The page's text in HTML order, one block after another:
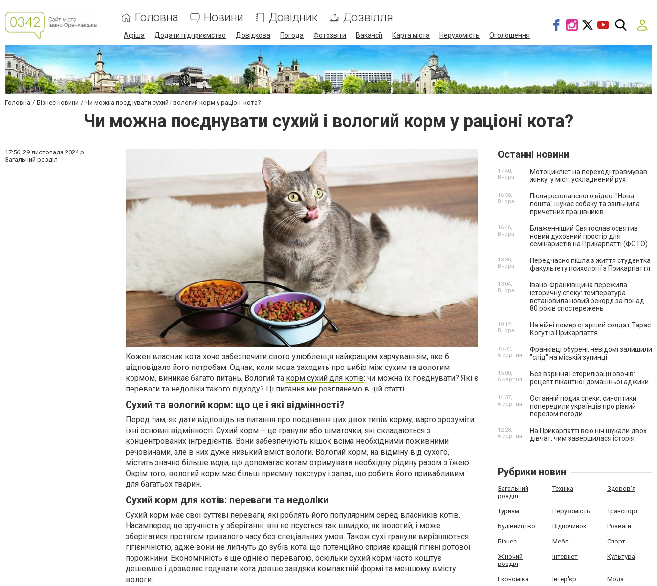
Головна Новини Довідник Дозвілля
Афіша Додати підприємство Довідкова Погода Фотозвіти Вакансії Карта міста Нерухомість Оголошення
Головна Бізнес новини Чи можна поєднувати сухий і вологий корм у раціоні кота?
Чи можна поєднувати сухий і вологий корм у раціоні кота?
17:56, 29 листопада 2024 р.
Загальний розділ
Кожен власник кота хоче забезпечити свого улюбленця найкращим харчуванням, яке б
відповідало його потребам. Однак, коли мова заходить про вибір між сухим та вологим
кормом, виникає багато питань. Вологий та корм сухий для котів: чи можна їх поєднувати? Які є
переваги та недоліки такого підходу? Ці питання ми розглянемо в цій статті.
Сухий та вологий корм: що це і які відмінності?
Перед тим, як дати відповідь на питання про поєднання цих двох типів корму, варто зрозуміти
їхні основні відмінності. Сухий корм – це гранули або шматочки, які складаються з
концентрованих інгредієнтів. Вони забезпечують кішок всіма необхідними поживними
речовинами, але в них дуже низький вміст вологи. Вологий корм, на відміну від сухого,
містить значно більше води, що допомагає котам отримувати необхідну рідину разом з їжею.
Окрім того, вологий корм має більш приємну текстуру і запах, що робить його привабливим
для багатьох тварин.
Сухий корм для котів: переваги та недоліки
Сухий корм має свої суттєві переваги, які роблять його популярним серед власників котів.
Насамперед це зручність у зберіганні: він не псується так швидко, як вологий, і може
зберігатися протягом тривалого часу без спеціальних умов. Також сухі гранули вирізняються
гігієнічністю, адже вони не липнуть до зубів кота, що потенційно сприяє кращій гігієні ротової
порожнини. Економічність є ще однією перевагою, оскільки сухий корм часто коштує
дешевше і дозволяє годувати кота довше завдяки компактній формі та меншому вмісту
вологи.
Останні новини
Мотоцикліст на переході травмував
жінку: у місті ускладнений рух
17:40,
Вчора
Після резонансного відео: "Нова
пошта" шукає собаку та звільнила
причетних працівників
16:58,
Вчора
Блаженніший Святослав освятив
новий духовний простір для
семінаристів на Прикарпатті (ФОТО)
16:46,
Вчора
Передчасно пішла з життя студентка
факультету психології з Прикарпаття
13:30,
Вчора
Івано-Франківщина пережила
історичну спеку: температура
встановила новий рекорд за понад
80 років спостережень
13:04,
Вчора
На війні помер старший солдат Тарас
Когут із Прикарпаття
10:12,
Вчора
Франківці обурені: невідомі залишили
"слід" на міській зупинці
15:32,
6 серпня
Без варіння і стерилізації овочів:
рецепт пікантної домашньої аджики
15:00,
6 серпня
Останній подих спеки: синоптики
попередили українців про різкий
перелом погоди
14:37,
6 серпня
На Прикарпатті всю ніч шукали двох
дівчат: чим завершилася історія
12:28,
6 серпня
Рубрики новин
Загальний
розділ
Техніка Здоров'я
Туризм Нерухомість Транспорт
Будівництво Відпочинок Розваги
Бізнес Меблі Спорт
Жіночий
розділ
Інтернет Культура
Економіка Інтер'єр Мода